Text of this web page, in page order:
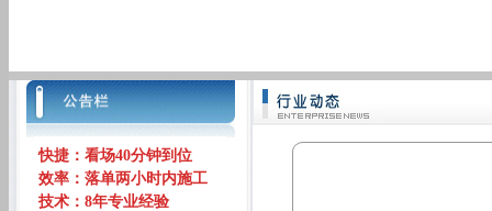
快捷：看场40分钟到位
效率：落单两小时内施工
技术：8年专业经验